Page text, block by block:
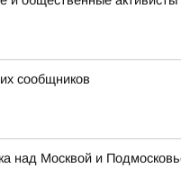
сообщников
Москвой и